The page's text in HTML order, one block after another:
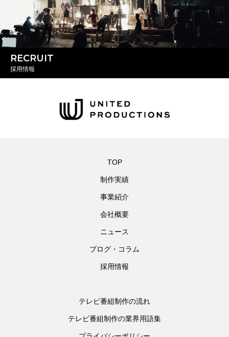
RECRUIT
採用情報
TOP
制作実績
事業紹介
会社概要
ニュース
ブログ・コラム
採用情報
テレビ番組制作の流れ
テレビ番組制作の業界用語集